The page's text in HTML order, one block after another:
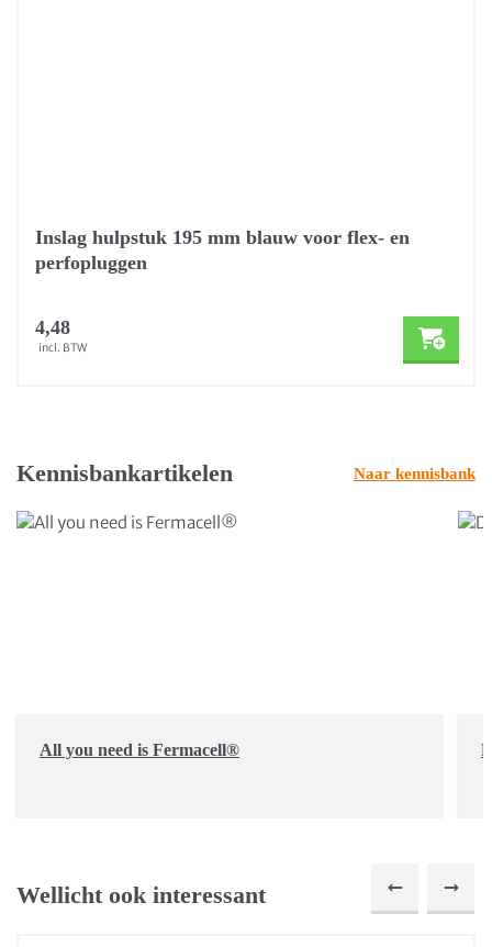
Inslag hulpstuk 195 mm blauw voor flex- en
perfopluggen
4,48
incl. BTW
Kennisbankartikelen Naar kennisbank
All you need is Fermacell®
Wellicht ook interessant